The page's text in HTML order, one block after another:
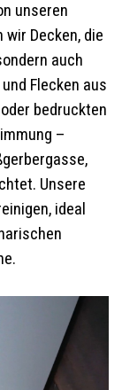
unseren
Decken, die
auch
Flecken aus
bedruckten
–
Unsere
ideal